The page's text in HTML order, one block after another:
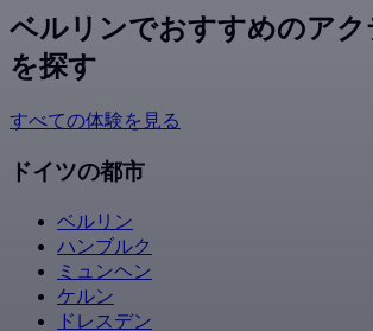
ベルリンでおすすめのアク
を探す
すべての体験を見る
ドイツの都市
ベルリン
ハンブルク
ミュンヘン
ケルン
ドレスデン